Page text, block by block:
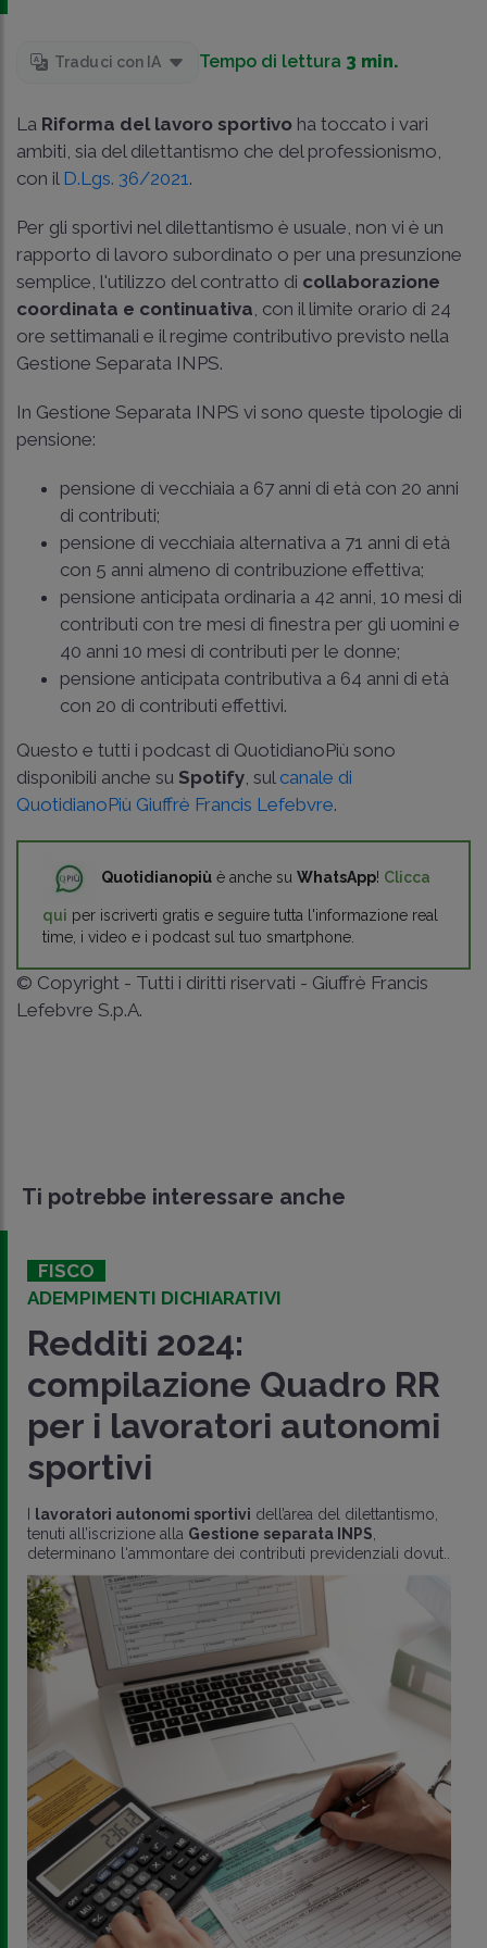
Traduci con IA Tempo di lettura 3 min.
La Riforma del lavoro sportivo ha toccato i vari
ambiti, sia del dilettantismo che del professionismo,
con il D.Lgs. 36/2021 .
Per gli sportivi nel dilettantismo è usuale, non vi è un
rapporto di lavoro subordinato o per una presunzione
semplice, l'utilizzo del contratto di collaborazione
coordinata e continuativa , con il limite orario di 24
ore settimanali e il regime contributivo previsto nella
Gestione Separata INPS.
In Gestione Separata INPS vi sono queste tipologie di
pensione:
pensione di vecchiaia a 67 anni di età con 20 anni
di contributi;
pensione di vecchiaia alternativa a 71 anni di età
con 5 anni almeno di contribuzione effettiva;
pensione anticipata ordinaria a 42 anni, 10 mesi di
contributi con tre mesi di finestra per gli uomini e
40 anni 10 mesi di contributi per le donne;
pensione anticipata contributiva a 64 anni di età
con 20 di contributi effettivi.
Questo e tutti i podcast di QuotidianoPiù sono
disponibili anche su Spotify , sul canale di
QuotidianoPiù Giuffrè Francis Lefebvre.
Quotidianopiù è anche su WhatsApp! Clicca
qui per iscriverti gratis e seguire tutta l'informazione real
time, i video e i podcast sul tuo smartphone.
© Copyright - Tutti i diritti riservati - Giuffrè Francis
Lefebvre S.p.A.
Ti potrebbe interessare anche
FISCO
ADEMPIMENTI DICHIARATIVI
Redditi 2024:
compilazione Quadro RR
per i lavoratori autonomi
sportivi
lavoratori autonomi sportivi dell’area del dilettantismo,
tenuti all’iscrizione alla Gestione separata INPS
determinano l‘ammontare dei contributi previdenziali dovut..